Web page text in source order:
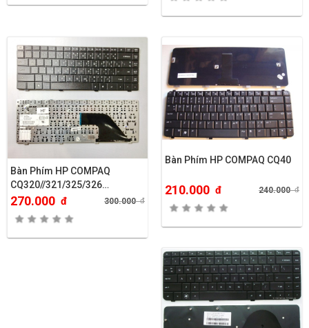
Bàn Phím HP COMPAQ
CQ320//321/325/326…
270.000 đ 300.000đ
Bàn Phím HP COMPAQ CQ40
210.000 đ 240.000đ